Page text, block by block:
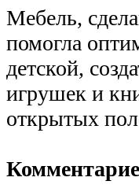
Мебель,
помогла
детской,
игрушек и
открытых